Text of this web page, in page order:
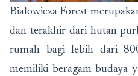
Bialowieza Forest
dan terakhir dari hutan
rumah bagi lebih dari
memiliki beragam budaya